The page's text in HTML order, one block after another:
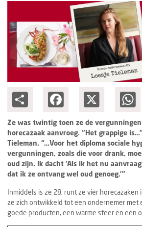
Groots ondernemen
Facebook
Ze was twintig toen ze de
horecazaak aanvroeg. “Het grappige
Tieleman. “…Voor het diploma sociale
vergunningen, zoals die voor drank,
oud zijn. Ik dacht ‘Als ik het nu
dat ik ze ontvang wel oud genoeg.’”
Inmiddels is ze 28, runt ze vier
ze zich ontwikkeld tot een ondernemer met
goede producten, een warme sfeer en een